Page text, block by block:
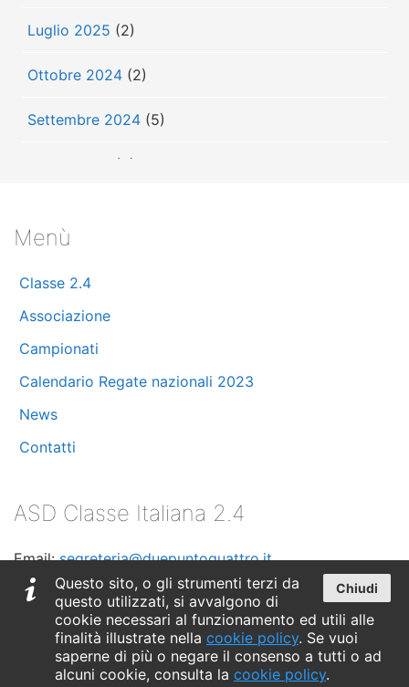
Chiudi
Questo sito, o gli strumenti terzi da
questo utilizzati, si avvalgono di
cookie necessari al funzionamento ed utili alle
finalità illustrate nella cookie policy. Se vuoi
saperne di più o negare il consenso a tutti o ad
alcuni cookie, consulta la cookie policy.
Luglio 2025 (2)
Ottobre 2024 (2)
Settembre 2024 (5)
(3)
Marzo 2024
Febbraio 2024(8)
Ottobre 2023(5)
Luglio 2023(3)
Maggio 2023(3)
Menù
Classe 2.4
Associazione
Campionati
Calendario Regate nazionali 2023
News
Contatti
ASD Classe Italiana 2.4
Email:segreteria@duepuntoquattro.it
Telefono:+39 347 0435530
C.F. 90018020090